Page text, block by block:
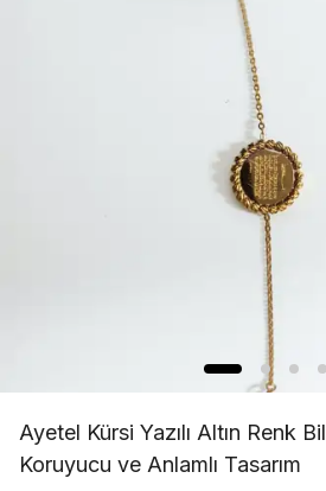
Ayetel Kürsi Yazılı Altın Renk
Koruyucu ve Anlamlı Tasarım